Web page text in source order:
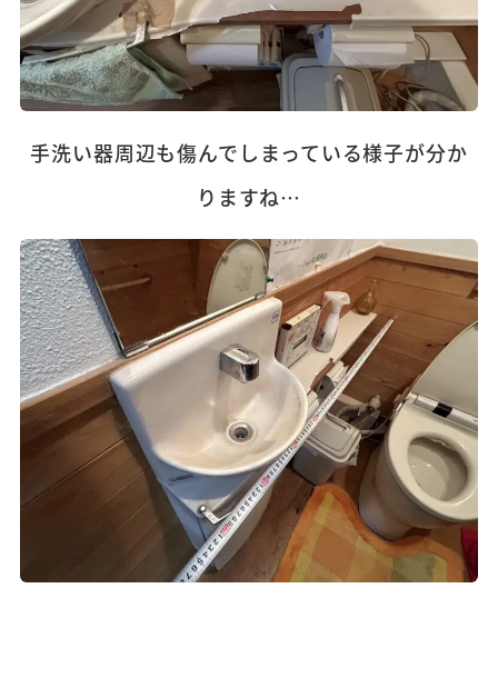
手洗い器周辺も傷んでしまっている様子が分か
りますね…